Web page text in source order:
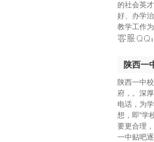
的社会英
好、办学
教学工作
陕西一
陕西一中
府，。深
电话，为
想，即“学
要更合理
一中贴吧